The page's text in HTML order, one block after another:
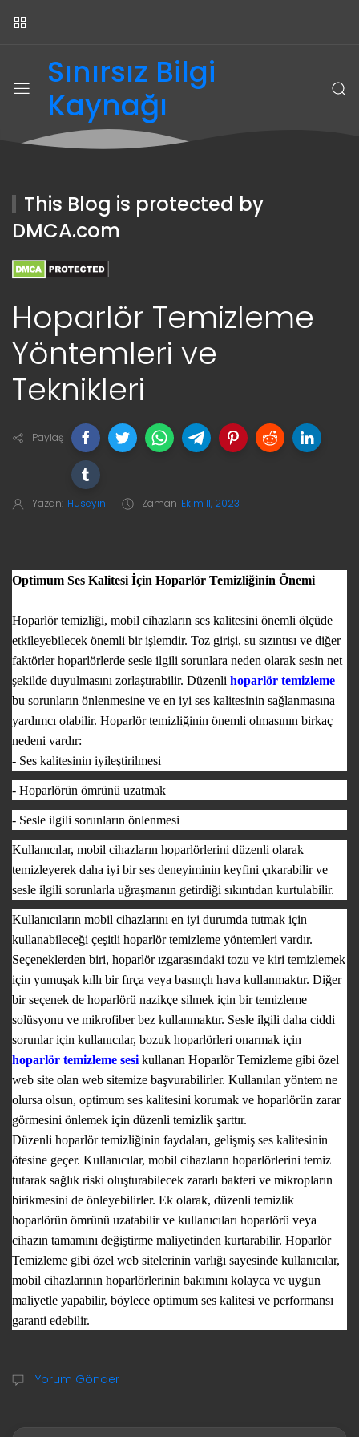
Sınırsız Bilgi
Kaynağı
This Blog is protected by
DMCA.com
Hoparlör Temizleme
Yöntemleri ve
Teknikleri
Paylaş
Yazan: Hüseyin Zaman Ekim 11, 2023
Optimum Ses Kalitesi İçin Hoparlör Temizliğinin Önemi
Hoparlör temizliği, mobil cihazların ses kalitesini önemli ölçüde
etkileyebilecek önemli bir işlemdir. Toz girişi, su sızıntısı ve diğer
faktörler hoparlörlerde sesle ilgili sorunlara neden olarak sesin net
şekilde duyulmasını zorlaştırabilir. Düzenli hoparlör temizleme
bu sorunların önlenmesine ve en iyi ses kalitesinin sağlanmasına
yardımcı olabilir. Hoparlör temizliğinin önemli olmasının birkaç
nedeni vardır:
- Ses kalitesinin iyileştirilmesi
- Hoparlörün ömrünü uzatmak
- Sesle ilgili sorunların önlenmesi
Kullanıcılar, mobil cihazların hoparlörlerini düzenli olarak
temizleyerek daha iyi bir ses deneyiminin keyfini çıkarabilir ve
sesle ilgili sorunlarla uğraşmanın getirdiği sıkıntıdan kurtulabilir.
Kullanıcıların mobil cihazlarını en iyi durumda tutmak için
kullanabileceği çeşitli hoparlör temizleme yöntemleri vardır.
Seçeneklerden biri, hoparlör ızgarasındaki tozu ve kiri temizlemek
için yumuşak kıllı bir fırça veya basınçlı hava kullanmaktır. Diğer
bir seçenek de hoparlörü nazikçe silmek için bir temizleme
solüsyonu ve mikrofiber bez kullanmaktır. Sesle ilgili daha ciddi
sorunlar için kullanıcılar, bozuk hoparlörleri onarmak için
hoparlör temizleme sesi kullanan Hoparlör Temizleme gibi özel
web site olan web sitemize başvurabilirler. Kullanılan yöntem ne
olursa olsun, optimum ses kalitesini korumak ve hoparlörün zarar
görmesini önlemek için düzenli temizlik şarttır.
Düzenli hoparlör temizliğinin faydaları, gelişmiş ses kalitesinin
ötesine geçer. Kullanıcılar, mobil cihazların hoparlörlerini temiz
tutarak sağlık riski oluşturabilecek zararlı bakteri ve mikropların
birikmesini de önleyebilirler. Ek olarak, düzenli temizlik
hoparlörün ömrünü uzatabilir ve kullanıcıları hoparlörü veya
cihazın tamamını değiştirme maliyetinden kurtarabilir. Hoparlör
Temizleme gibi özel web sitelerinin varlığı sayesinde kullanıcılar,
mobil cihazlarının hoparlörlerinin bakımını kolayca ve uygun
maliyetle yapabilir, böylece optimum ses kalitesi ve performansı
garanti edebilir.
Yorum Gönder